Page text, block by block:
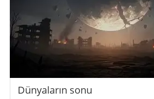
Dünyaların sonu